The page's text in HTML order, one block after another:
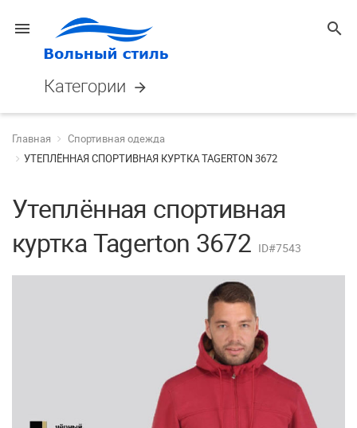
menu search
Категории arrow_forward
Главная
Спортивная одежда
УТЕПЛЁННАЯ СПОРТИВНАЯ КУРТКА TAGERTON 3672
Утеплённая спортивная
куртка Tagerton 3672 ID#7543